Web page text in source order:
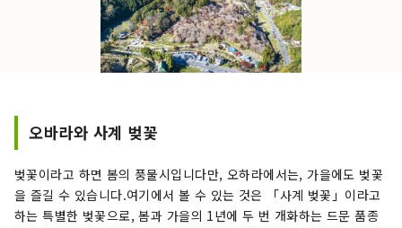
오바라와 사계 벚꽃
벚꽃이라고 하면 봄의 풍물시입니다만, 오하라에서는, 가을에도 벚꽃
을 즐길 수 있습니다.여기에서 볼 수 있는 것은 「사계 벚꽃」이라고
하는 특별한 벚꽃으로, 봄과 가을의 1년에 두 번 개화하는 드문 품종